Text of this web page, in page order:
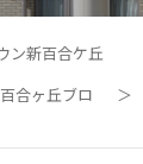
ン新百合ケ丘
合ヶ丘ブロ
＞